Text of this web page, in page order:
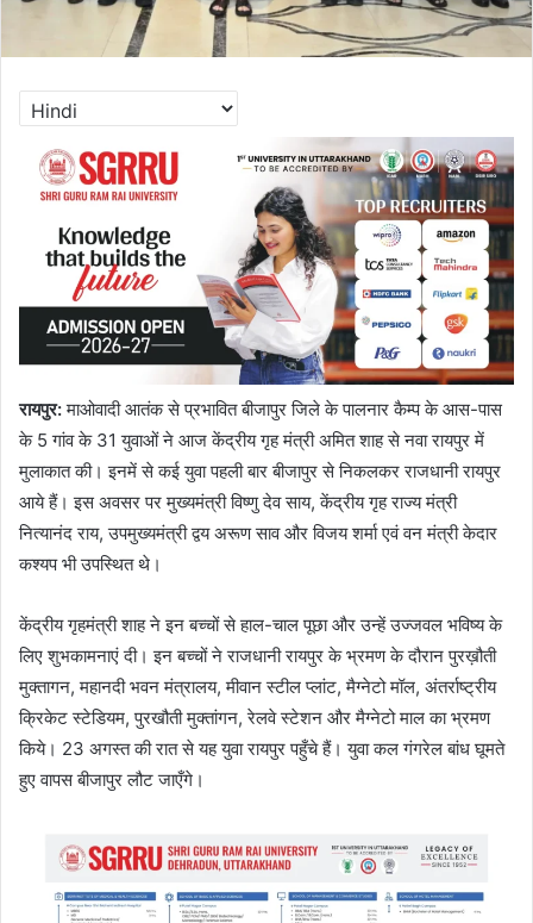
रायपुर:माओवादी आतंक से प्रभावित बीजापुर जिले के पालनार कैम्प के आस-पास
के 5 गांव के 31 युवाओं ने आज केंद्रीय गृह मंत्री अमित शाह से नवा रायपुर में
मुलाकात की। इनमें से कई युवा पहली बार बीजापुर से निकलकर राजधानी रायपुर
आये हैं। इस अवसर पर मुख्यमंत्री विष्णु देव साय, केंद्रीय गृह राज्य मंत्री
नित्यानंद राय, उपमुख्यमंत्री द्वय अरूण साव और विजय शर्मा एवं वन मंत्री केदार
कश्यप भी उपस्थित थे।
केंद्रीय गृहमंत्री शाह ने इन बच्चों से हाल-चाल पूछा और उन्हें उज्जवल भविष्य के
लिए शुभकामनाएं दी। इन बच्चों ने राजधानी रायपुर के भ्रमण के दौरान पुरख़ौती
मुक्तागन, महानदी भवन मंत्रालय, मीवान स्टील प्लांट, मैग्नेटो मॉल, अंतर्राष्ट्रीय
क्रिकेट स्टेडियम, पुरखौती मुक्तांगन, रेलवे स्टेशन और मैग्नेटो माल का भ्रमण
किये। 23 अगस्त की रात से यह युवा रायपुर पहुँचे हैं। युवा कल गंगरेल बांध घूमते
हुए वापस बीजापुर लौट जाएँगे।